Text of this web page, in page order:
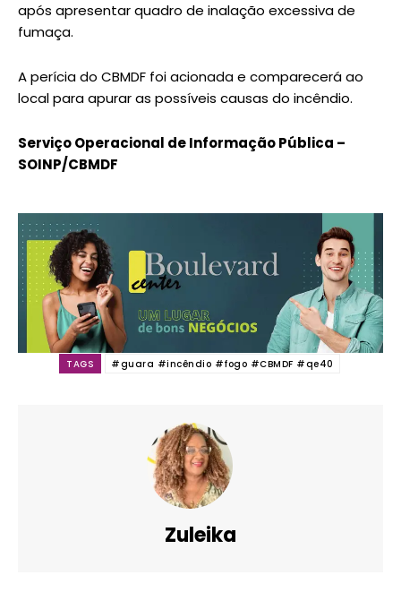
após apresentar quadro de inalação excessiva de
fumaça.
A perícia do CBMDF foi acionada e comparecerá ao
local para apurar as possíveis causas do incêndio.
Serviço Operacional de Informação Pública –
SOINP/CBMDF
TAGS #guara #incêndio #fogo #CBMDF #qe40
Zuleika